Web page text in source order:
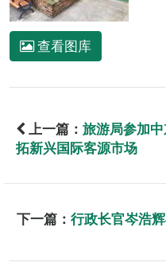
查看图库
上一篇： 旅游局参加
拓新兴国际客源市场
下一篇： 行政长官岑浩